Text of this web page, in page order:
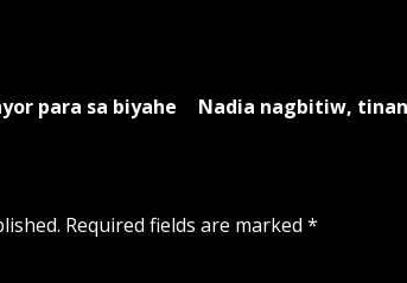
para sa biyahe
Nadia nagbitiw,
Required fields are marked *